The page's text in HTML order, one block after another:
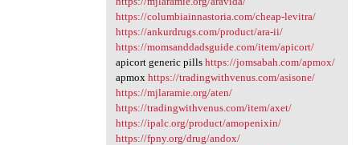
https://columbiainnastoria.com/cheap-levitra/
https://ankurdrugs.com/product/ara-ii/
https://momsanddadsguide.com/item/apicort/
apicort generic pills https://jomsabah.com/apmox/
apmox https://tradingwithvenus.com/asisone/
https://mjlaramie.org/aten/
https://tradingwithvenus.com/item/axet/
https://ipalc.org/product/amopenixin/
https://fpny.org/drug/andox/